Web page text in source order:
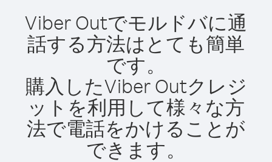
Viber Outでモルドバに通
話する方法はとても簡単
です。
購入したViber Outクレジ
ットを利用して様々な方
法で電話をかけることが
できます。